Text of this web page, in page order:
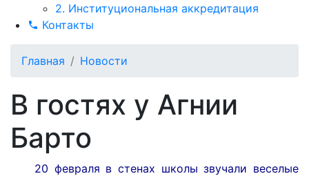
2. Институциональная аккредитация
Контакты
Главная Новости
В гостях у Агнии
Барто
20 февраля в стенах школы звучали веселые